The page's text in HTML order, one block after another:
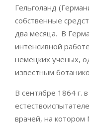
Гельголанд
собственные
два месяца. В
интенсивной
немецких ученых,
известным
В сентябре 1864 г.
врачей, на